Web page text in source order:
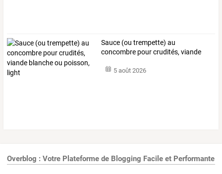
Sauce (ou trempette) au
concombre pourcrudités,viande
5 août 2026
Overblog : Votre Plateforme de Blogging Facile et Performante